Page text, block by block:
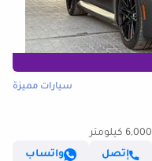
سيارات مميزة
6,000 كيلومتر
إتصل
واتساب